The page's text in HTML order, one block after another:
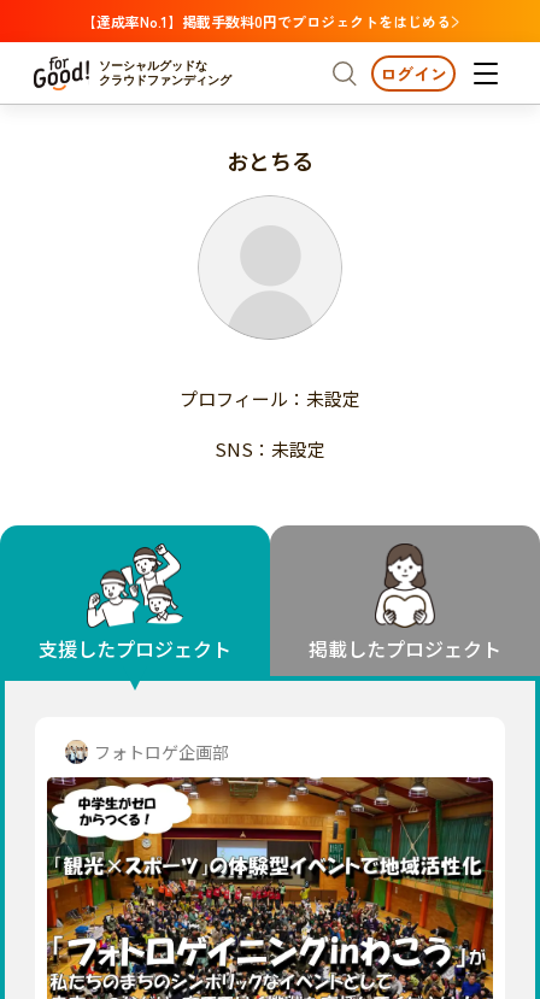
【達成率No.1】掲載手数料0円でプロジェクトをはじめる
ソーシャルグッドな
クラウドファンディング
プロジェクトからさがす 注目
支援金額が多い
支援人数が多い
終了日が近い
国際協力
子ども・教育
フード・農業
文化
環境・エシカル
人権・マイノリティ
社会貢献
地域からさがす 北海道・東北
北海道
宮城
秋田
山形
福島
関東
茨城
支援金額が多い
終了日が近い
カテゴリーからさがす
医療・福祉
子ども・教育
人権・マイノリティ
北海道 青森 岩手 宮城
秋田
福島
茨城 栃木 群馬
千葉
東京
神奈川
新潟 富山 石川
長野
岐阜 静岡 愛知
近畿
三重 滋賀 京都 大阪
兵庫
奈良
和歌山
中国
鳥取 島根 岡山 広島 山口
四国
ログイン
おとちる
プロフィール：未設定
SNS：未設定
支援したプロジェクト 掲載したプロジェクト
フォトロゲ企画部